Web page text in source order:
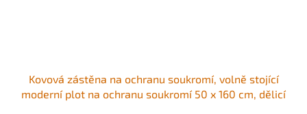
Kovová zástěna na ochranu soukromí, volně stojící
moderní plot na ochranu soukromí 50 x 160 cm, dělicí